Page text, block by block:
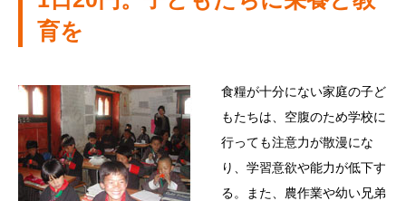
育を
食糧が十分にない家庭の子ど
もたちは、空腹のため学校に
行っても注意力が散漫にな
り、学習意欲や能力が低下す
る。また、農作業や幼い兄弟